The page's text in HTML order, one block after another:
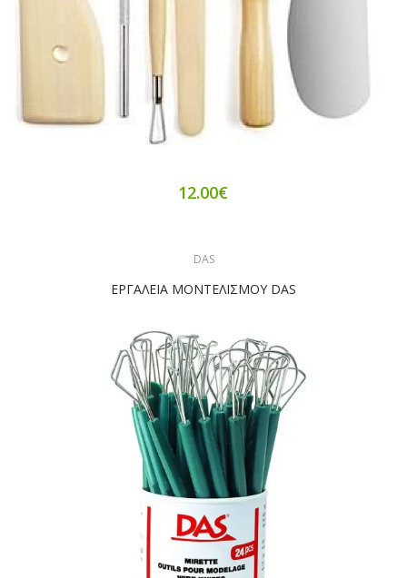
12.00€
DAS
ΕΡΓΑΛΕΙΑ ΜΟΝΤΕΛΙΣΜΟΥ DAS